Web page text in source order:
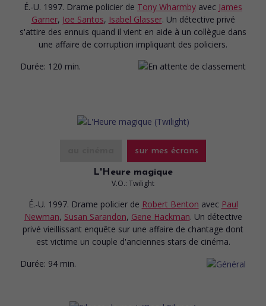
É.-U. 1997. Drame policier de Tony Wharmby avec James
Garner, Joe Santos, Isabel Glasser. Un détective privé
s'attire des ennuis quand il vient en aide à un collègue dans
une affaire de corruption impliquant des policiers.
Durée: 120 min.
sur mes écrans
L'Heure magique
V.O.: Twilight
É.-U. 1997. Drame policier de Robert Benton avec Paul
Newman, Susan Sarandon, Gene Hackman. Un détective
privé vieillissant enquête sur une affaire de chantage dont
est victime un couple d'anciennes stars de cinéma.
Durée: 94 min.